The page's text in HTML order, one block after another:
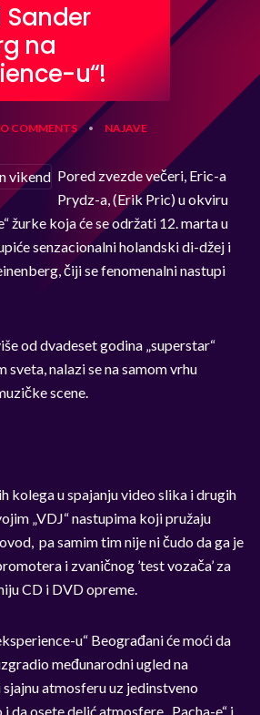
Sander
na
u“!
COMMENTS • NAJAVE
Pored zvezde večeri, Eric-a
Prydz-a, (Erik Pric) u okviru
žurke koja će se održati 12. marta u
senzacionalni holandski di-džej i
čiji se fenomenalni nastupi
od dvadeset godina „superstar“
nalazi se na samom vrhu
scene.
kolega u spajanju video slika i drugih
„VDJ“ nastupima koji pružaju
pa samim tim nije ni čudo da ga je
i zvaničnog ’test vozača’ za
CD i DVD opreme.
u“ Beograđani će moći da
međunarodni ugled na
atmosferu uz jedinstveno
da osete delić atmosfere „Pacha-e“ i